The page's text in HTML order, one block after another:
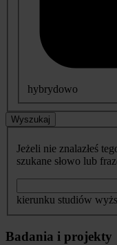
hybrydowo
Wyszukaj
Jeżeli nie znalazłeś
szukane słowo lub
kierunku studiów
Badania i projekty